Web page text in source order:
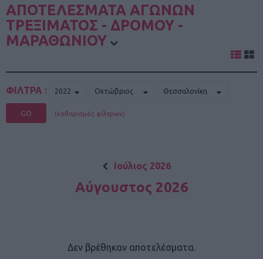
ΑΠΟΤΕΛΕΣΜΑΤΑ ΑΓΩΝΩΝ
ΤΡΕΞΙΜΑΤΟΣ - ΔΡΟΜΟΥ -
ΜΑΡΑΘΩΝΙΟΥ
ΦΙΛΤΡΑ :
GO (καθαρισμός φίλτρων)
Ιούλιος 2026
Αύγουστος 2026
Δεν βρέθηκαν αποτελέσματα.